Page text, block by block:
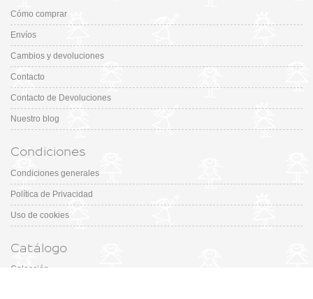
Cómo comprar
Envíos
Cambios y devoluciones
Contacto
Contacto de Devoluciones
Nuestro blog
Condiciones
Condiciones generales
Política de Privacidad
Uso de cookies
Catálogo
Colección